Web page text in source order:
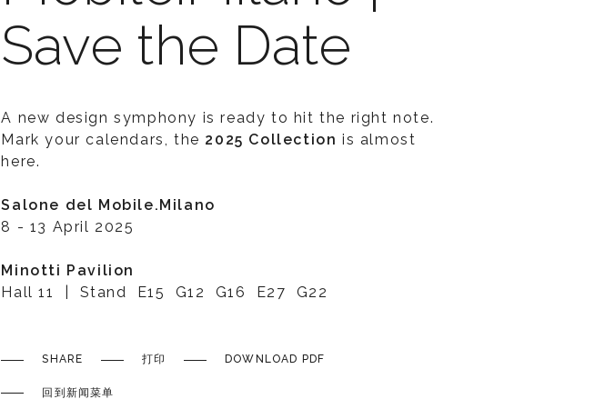
Save the Date
A new design symphony is ready to hit the right note.
Mark your calendars, the 2025 Collection is almost
here.
Salone del Mobile.Milano
8 - 13 April 2025
Minotti Pavilion
Hall 11 | Stand E15 G12 G16 E27 G22
SHARE 打印 DOWNLOAD PDF
回到新闻菜单